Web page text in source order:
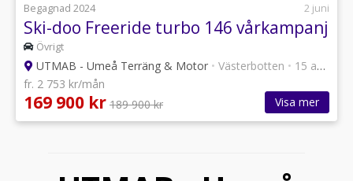
Begagnad 2024 2 juni
Ski-doo Freeride turbo 146 vårkampanj
Övrigt
UTMAB - Umeå Terräng & Motor • Västerbotten • 15 annonser
fr. 2 753 kr/mån
169 900 kr 189 900 kr Visa mer